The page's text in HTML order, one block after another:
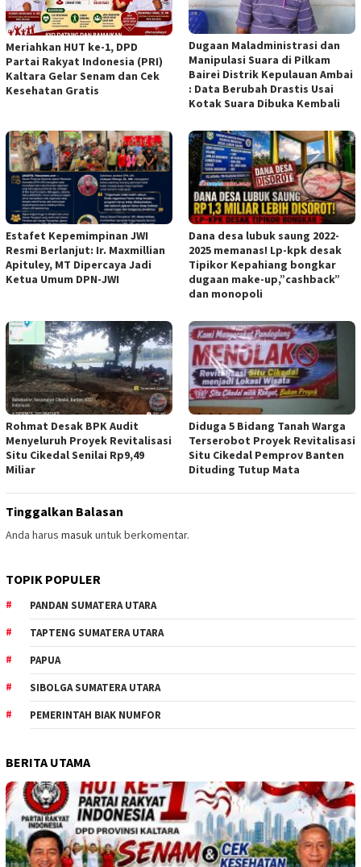
Meriahkan HUT ke-1, DPD
Partai Rakyat Indonesia (PRI)
Kaltara Gelar Senam dan Cek
Kesehatan Gratis
Dugaan Maladministrasi dan
Manipulasi Suara di Pilkam
Bairei Distrik Kepulauan Ambai
: Data Berubah Drastis Usai
Kotak Suara Dibuka Kembali
Estafet Kepemimpinan JWI
Resmi Berlanjut: Ir. Maxmillian
Apituley, MT Dipercaya Jadi
Ketua Umum DPN-JWI
Dana desa lubuk saung 2022-
2025 memanas! Lp-kpk desak
Tipikor Kepahiang bongkar
dugaan make-up,”cashback”
dan monopoli
Rohmat Desak BPK Audit
Menyeluruh Proyek Revitalisasi
Situ Cikedal Senilai Rp9,49
Miliar
Diduga 5 Bidang Tanah Warga
Terserobot Proyek Revitalisasi
Situ Cikedal Pemprov Banten
Dituding Tutup Mata
Tinggalkan Balasan
Anda harus masukuntuk berkomentar.
TOPIK POPULER
PANDAN SUMATERA UTARA
TAPTENG SUMATERA UTARA
PAPUA
SIBOLGA SUMATERA UTARA
PEMERINTAH BIAK NUMFOR
BERITA UTAMA